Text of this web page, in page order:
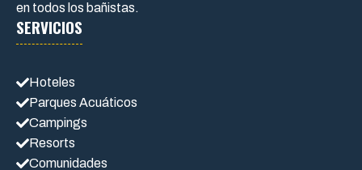
en todos los bañistas.
SERVICIOS
Hoteles
Parques Acuáticos
Campings
Resorts
Comunidades